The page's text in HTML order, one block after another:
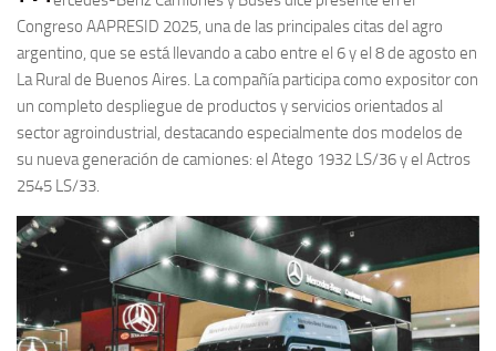
Congreso AAPRESID 2025, una de las principales citas del agro
argentino, que se está llevando a cabo entre el 6 y el 8 de agosto en
La Rural de Buenos Aires. La compañía participa como expositor con
un completo despliegue de productos y servicios orientados al
sector agroindustrial, destacando especialmente dos modelos de
su nueva generación de camiones: el Atego 1932 LS/36 y el Actros
2545 LS/33.